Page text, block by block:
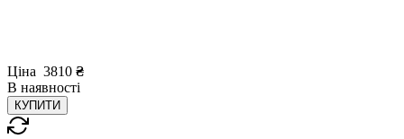
Ціна 3810 ₴
В наявності
КУПИТИ